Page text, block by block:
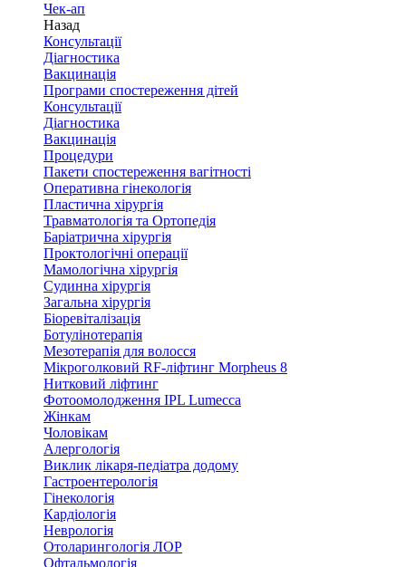
Чек-ап
Назад
Консультації
Діагностика
Вакцинація
Програми спостереження дітей
Консультації
Діагностика
Вакцинація
Процедури
Пакети спостереження вагітності
Оперативна гінекологія
Пластична хірургія
Травматологія та Ортопедія
Баріатрична хірургія
Проктологічні операції
Мамологічна хірургія
Судинна хірургія
Загальна хірургія
Біоревіталізація
Ботулінотерапія
Мезотерапія для волосся
Мікроголковий RF-ліфтинг Morpheus 8
Нитковий ліфтинг
Фотоомолодження IPL Lumecca
Жінкам
Чоловікам
Алергологія
Виклик лікаря-педіатра додому
Гастроентерологія
Гінекологія
Кардіологія
Неврологія
Отоларингологія ЛОР
Офтальмологія